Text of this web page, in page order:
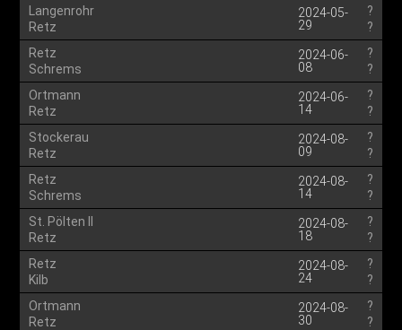
Langenrohr
Retz
2024-05-
29
?
?
Retz
Schrems
2024-06-
08
?
?
Ortmann
Retz
2024-06-
14
?
?
Stockerau
Retz
2024-08-
09
?
?
Retz
Schrems
2024-08-
14
?
?
St. Pölten II
Retz
2024-08-
18
?
?
Retz
Kilb
2024-08-
24
?
?
Ortmann
Retz
2024-08-
30
?
?